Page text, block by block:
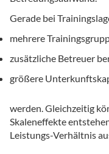
Gerade bei
mehrere
zusätzliche Betreuer
größere
werden. Gleichzeitig
Skaleneffekte
Leistungs-Verhältnis